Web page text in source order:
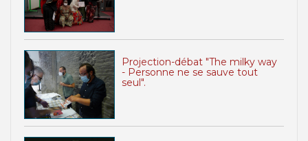
Projection-débat "The milky way
- Personne ne se sauve tout
seul".